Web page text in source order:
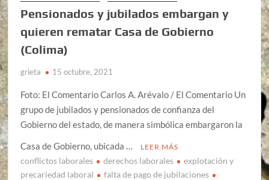
Pensionados y jubilados embargan y
quieren rematar Casa de Gobierno
(Colima)
grieta 15 octubre, 2021
Foto: El Comentario Carlos A. Arévalo / El Comentario Un
grupo de jubilados y pensionados de confianza del
Gobierno del estado, de manera simbólica embargaron la
Casa de Gobierno, ubicada …
LEER MÁS
conflictos laborales derechos laborales
explotación y
precariedad laboral
falta de pago de jubilaciones